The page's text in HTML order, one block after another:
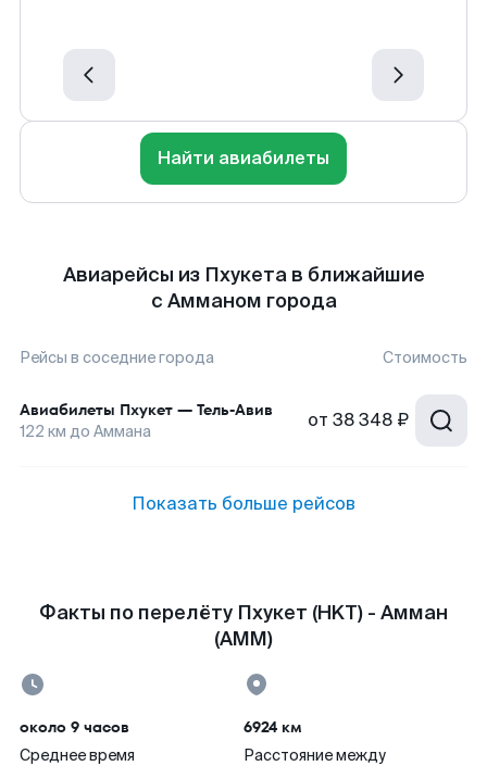
Найти авиабилеты
Авиарейсы из Пхукета в ближайшие
с Амманом города
Рейсы в соседние города Стоимость
Авиабилеты Пхукет — Тель-Авив
122 км до Аммана от 38 348 ₽
Показать больше рейсов
Факты по перелёту Пхукет (HKT) - Амман
(AMM)
около 9 часов
Среднее время
6924 км
Расстояние между